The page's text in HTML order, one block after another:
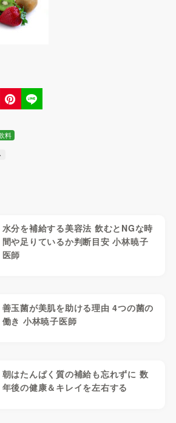
料
水分を補給する美容法 飲むとNGな時
間や足りているか判断目安 小林暁子
医師
善玉菌が美肌を助ける理由 4つの菌の
働き 小林暁子医師
朝はたんぱく質の補給も忘れずに 数
年後の健康＆キレイを左右する